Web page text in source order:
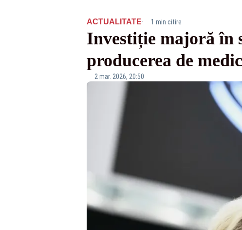
ACTUALITATE· 1 min citire
Investiție majoră în
producerea de
2 mar. 2026, 20:50